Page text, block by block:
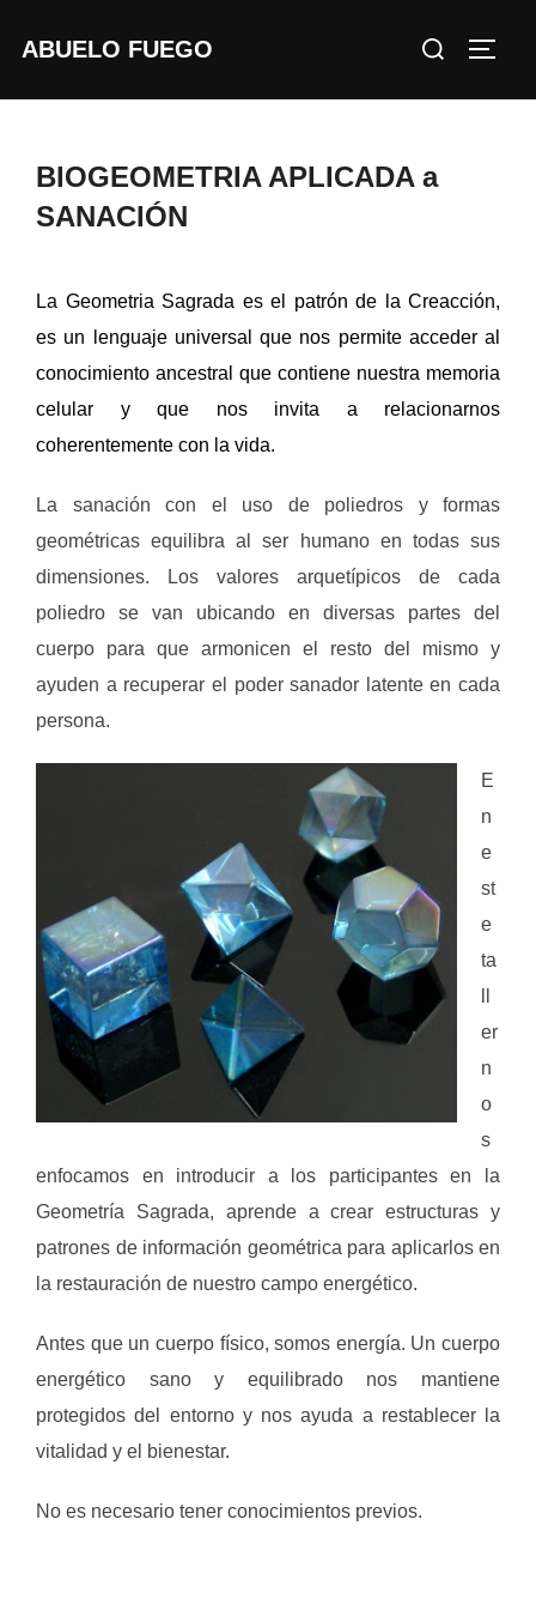
ABUELO FUEGO Buscar:
BIOGEOMETRIA APLICADA a
SANACIÓN
La Geometria Sagrada es el patrón de la Creacción,
es un lenguaje universal que nos permite acceder al
conocimiento ancestral que contiene nuestra memoria
celular y que nos invita a relacionarnos
coherentemente con la vida.
La sanación con el uso de poliedros y formas
geométricas equilibra al ser humano en todas sus
dimensiones. Los valores arquetípicos de cada
poliedro se van ubicando en diversas partes del
cuerpo para que armonicen el resto del mismo y
ayuden a recuperar el poder sanador latente en cada
persona.
E
n
e
st
e
ta
er
n
o
s
enfocamos en introducir a los participantes en la
Geometría Sagrada, aprende a crear estructuras y
patrones de información geométrica para aplicarlos en
la restauración de nuestro campo energético.
Antes que un cuerpo físico, somos energía. Un cuerpo
energético sano y equilibrado nos mantiene
protegidos del entorno y nos ayuda a restablecer la
vitalidad y el bienestar.
No es necesario tener conocimientos previos.